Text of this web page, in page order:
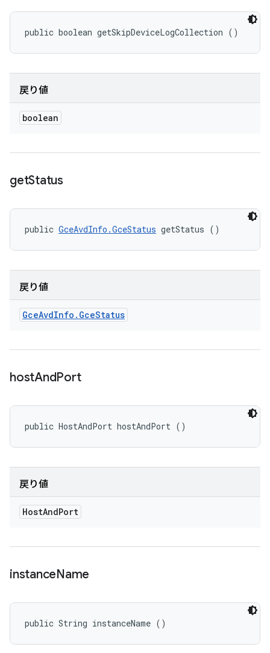
public boolean getSkipDeviceLogCollection ()
戻り値
boolean
getStatus
public GceAvdInfo.GceStatus getStatus ()
戻り値
GceAvdInfo . GceStatus
hostAndPort
public HostAndPort hostAndPort ()
戻り値
HostAndPort
instanceName
public String instanceName ()